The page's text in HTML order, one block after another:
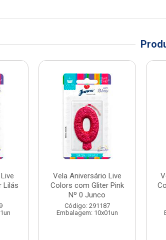
Lilás
Vela Aniversário Live
Colors com Gliter Pink
Nº 0 Junco
Código: 291187
Embalagem: 10x01un